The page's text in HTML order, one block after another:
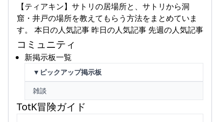
【ティアキン】サトリの居場所と、サトリから洞
窟・井戸の場所を教えてもらう方法をまとめていま
す。 本日の人気記事 昨日の人気記事 先週の人気記事
コミュニティ
新掲示板一覧
▼ピックアップ掲示板
雑談
TotK冒険ガイド